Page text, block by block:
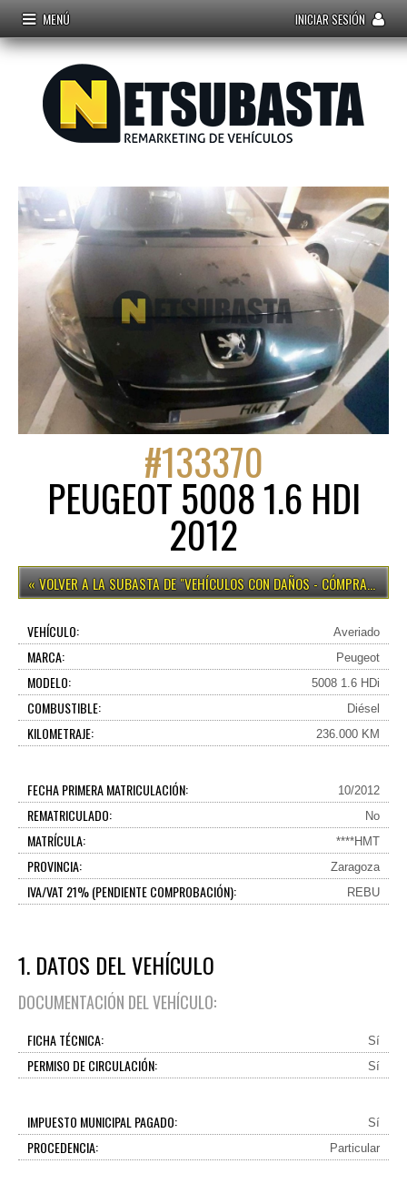
MENÚ INICIAR SESIÓN
#133370
PEUGEOT 5008 1.6 HDI
2012
VEHÍCULOS CON DAÑOS - CÓMPRALO YA
VEHÍCULO: Averiado
MARCA: Peugeot
MODELO: 5008 1.6 HDi
COMBUSTIBLE: Diésel
KILOMETRAJE: 236.000 KM
FECHA PRIMERA MATRICULACIÓN: 10/2012
REMATRICULADO: No
MATRÍCULA: ****HMT
PROVINCIA: Zaragoza
IVA/VAT 21% (PENDIENTE COMPROBACIÓN): REBU
1. DATOS DEL VEHÍCULO
DOCUMENTACIÓN DEL VEHÍCULO:
FICHA TÉCNICA: Sí
PERMISO DE CIRCULACIÓN: Sí
IMPUESTO MUNICIPAL PAGADO: Sí
PROCEDENCIA: Particular